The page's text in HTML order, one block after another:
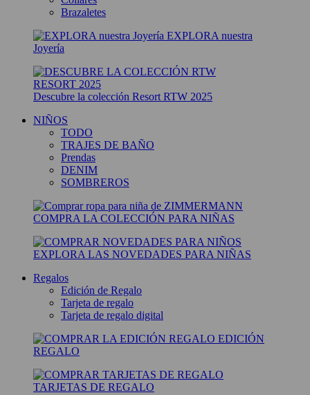
Brazaletes
EXPLORA nuestra
Joyería
Descubre la colección Resort RTW 2025
NIÑOS
TODO
TRAJES DE BAÑO
Prendas
DENIM
SOMBREROS
COMPRA LA COLECCIÓN PARA NIÑAS
EXPLORA LAS NOVEDADES PARA NIÑAS
Regalos
Edición de Regalo
Tarjeta de regalo
Tarjeta de regalo digital
EDICIÓN
REGALO
TARJETAS DE REGALO